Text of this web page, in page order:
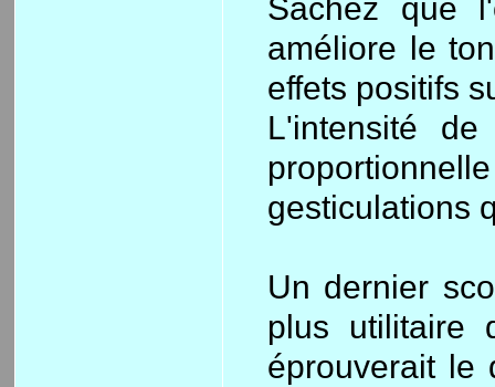
Sachez que
améliore le
effets positifs
L'intensité
gesticulations
Un dernier
plus utilitaire
éprouverait le